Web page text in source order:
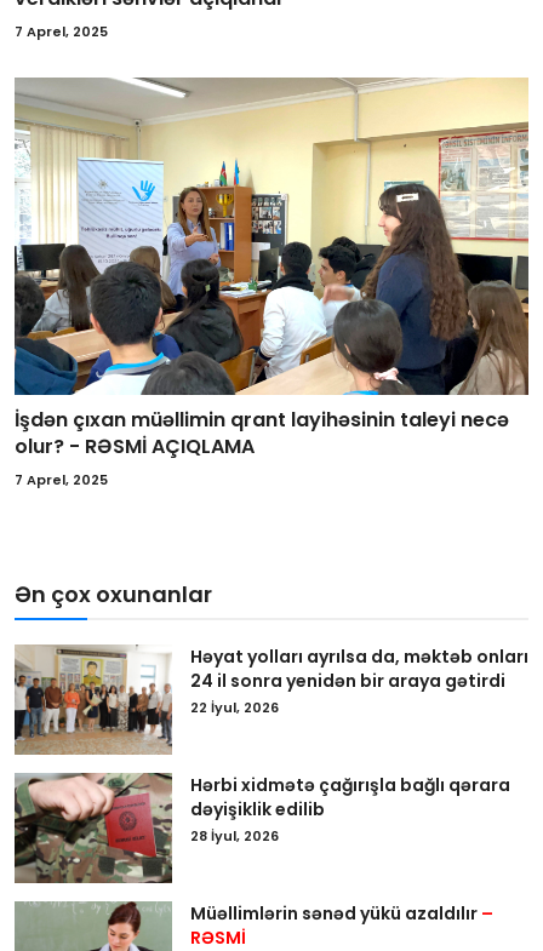
7 Aprel, 2025
İşdən çıxan müəllimin qrant layihəsinin taleyi necə
olur? - RƏSMİ AÇIQLAMA
7 Aprel, 2025
Ən çox oxunanlar
Həyat yolları ayrılsa da, məktəb onları
24 il sonra yenidən bir araya gətirdi
22 İyul, 2026
Hərbi xidmətə çağırışla bağlı qərara
dəyişiklik edilib
28 İyul, 2026
Müəllimlərin sənəd yükü azaldılır –
RƏSMİ